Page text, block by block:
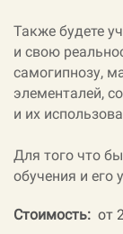
Также будете
и свою
самогипнозу,
элементалей,
и их
Для того что
обучения и его
Стоимость: от